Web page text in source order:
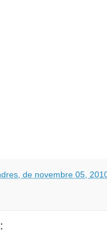
de novembre 05,